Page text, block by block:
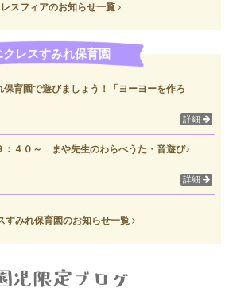
スフィアのお知らせ一覧
クレスすみれ保育園
育園で遊びましょう！「ヨーヨーを作ろ
詳細
：４０～ まや先生のわらべうた・音遊び♪
詳細
すみれ保育園のお知らせ一覧